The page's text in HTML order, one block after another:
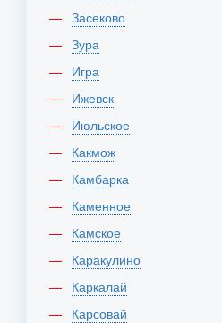
Засеково
Зура
Игра
Ижевск
Июльское
Какмож
Камбарка
Каменное
Камское
Каракулино
Каркалай
Карсовай